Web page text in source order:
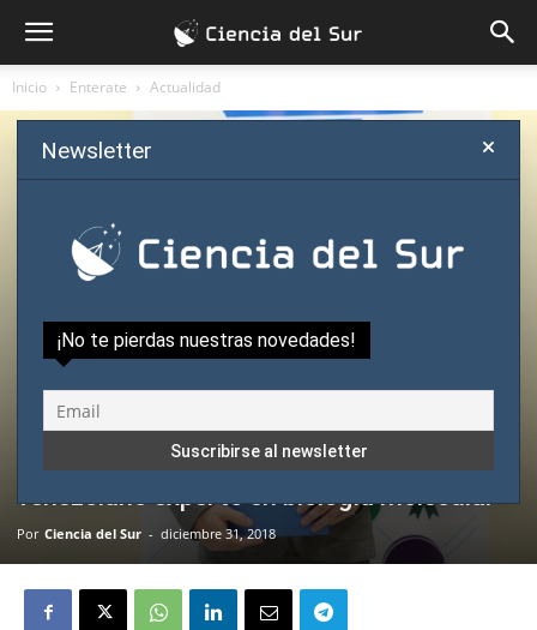
Inicio Enterate Actualidad
Enterate Actualidad Política científica
Conacyt radica en Paraguay a científico
venezolano experto en biología molecular
Por Ciencia del Sur - diciembre 31, 2018
Newsletter
¡No te pierdas nuestras novedades!